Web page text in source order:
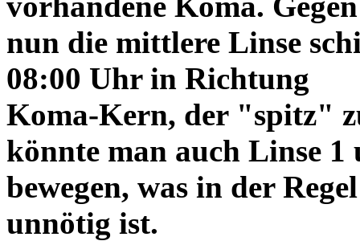
nun die mittlere Linse
08:00 Uhr in Richtung
Koma-Kern, der "spitz"
könnte man auch Linse
bewegen, was in der Regel
unnötig ist.